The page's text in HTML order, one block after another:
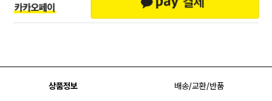
상품정보 배송/교환/반품